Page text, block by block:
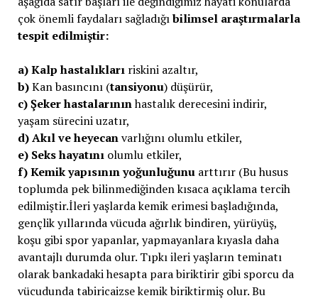
çok önemli faydaları sağladığıbilimsel araştırmalarla
tespit edilmiştir:
a)Kalp hastalıklarıriskini azaltır,
b)Kan basıncını (tansiyonu) düşürür,
c)Şeker hastalarınınhastalık derecesini indirir,
yaşam sürecini uzatır,
d)Akıl ve heyecanvarlığını olumlu etkiler,
e) Seks hayatınıolumlu etkiler,
f)Kemik yapısının yoğunluğunuarttırır (Bu husus
toplumda pek bilinmediğinden kısaca açıklama tercih
edilmiştir.İleri yaşlarda kemik erimesi başladığında,
gençlik yıllarında vücuda ağırlık bindiren, yürüyüş,
koşu gibi spor yapanlar, yapmayanlara kıyasla daha
avantajlı durumda olur. Tıpkı ileri yaşların teminatı
olarak bankadaki hesapta para biriktirir gibi sporcu da
vücudunda tabiricaizse kemik biriktirmiş olur. Bu